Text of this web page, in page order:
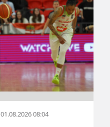
01.08.2026 08:04